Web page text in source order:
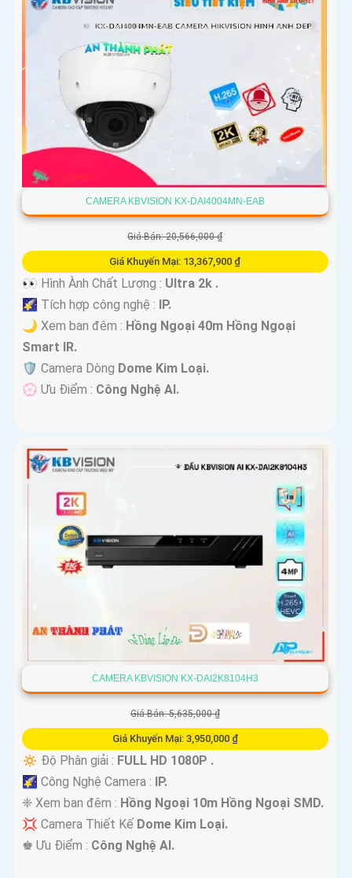
CAMERA KBVISION KX-DAI4004MN-EAB
Giá Bán: 20,566,000 ₫
Giá Khuyến Mại: 13,367,900 ₫
️
👀 Hình Ành Chất Lượng : Ultra 2k .
🌠 Tích hợp công nghệ :
IP.
🌙 Xem ban đêm : Hồng Ngoại 40m Hồng Ngoại
Smart IR.
🛡 Camera Dòng Dome Kim Loại.
️💮 Ưu Điểm : Công Nghệ AI.
CAMERA KBVISION KX-DAI2K8104H3
Giá Bán: 5,635,000 ₫
Giá Khuyến Mại: 3,950,000 ₫
🔅 Độ Phân giải : FULL HD 1080P .
🌠 Công Nghệ Camera :
IP.
❈ Xem ban đêm : Hồng Ngoại 10m Hồng Ngoại SMD.
💢 Camera Thiết Kế Dome Kim Loại.
️♚ Ưu Điểm : Công Nghệ AI.